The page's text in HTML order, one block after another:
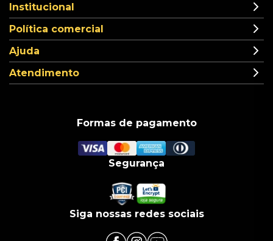
Institucional
Política comercial
Ajuda
Atendimento
Formas de pagamento
Segurança
Siga nossas redes sociais